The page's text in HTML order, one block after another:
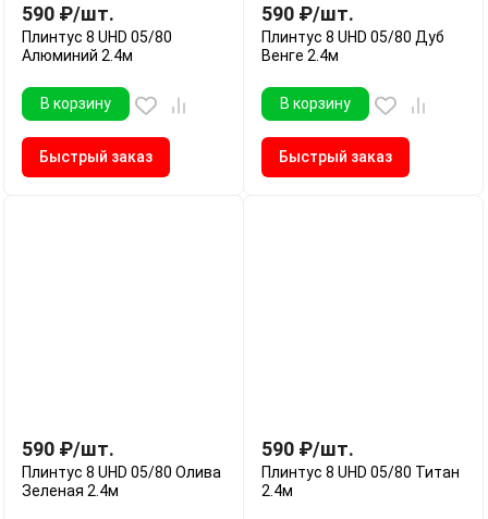
590 ₽/шт.
Плинтус 8 UHD 05/80
Алюминий 2.4м
В корзину
Быстрый заказ
590 ₽/шт.
Плинтус 8 UHD 05/80 Дуб
Венге 2.4м
В корзину
Быстрый заказ
590 ₽/шт.
Плинтус 8 UHD 05/80 Олива
Зеленая 2.4м
590 ₽/шт.
Плинтус 8 UHD 05/80 Титан
2.4м